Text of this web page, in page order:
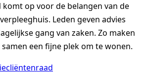
op voor de belangen van de
Leden geven advies
gang van zaken. Zo maken
een fijne plek om te wonen.